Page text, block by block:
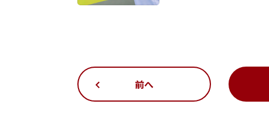
前へ